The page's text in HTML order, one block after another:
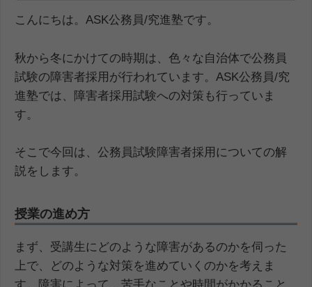
こんにちは。ASK公務員/究進塾です。
秋から冬にかけての時期は、色々な自治体で公務員
試験の障害者採用が行われています。ASK公務員/究
進塾では、障害者採用試験への対策も行っていま
す。
そこで今回は、公務員試験障害者採用についての解
説をします。
授業の進め方
まず、受講生にどのような障害があるのかを伺った
上で、どのような対策を進めていくのかを考えま